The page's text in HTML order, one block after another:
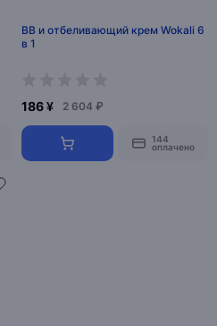
BB и отбеливающий крем Wokali 6
в 1
186 ¥ 2 604 ₽
144
оплачено